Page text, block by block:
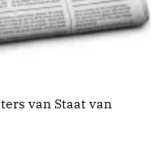
van Staat van